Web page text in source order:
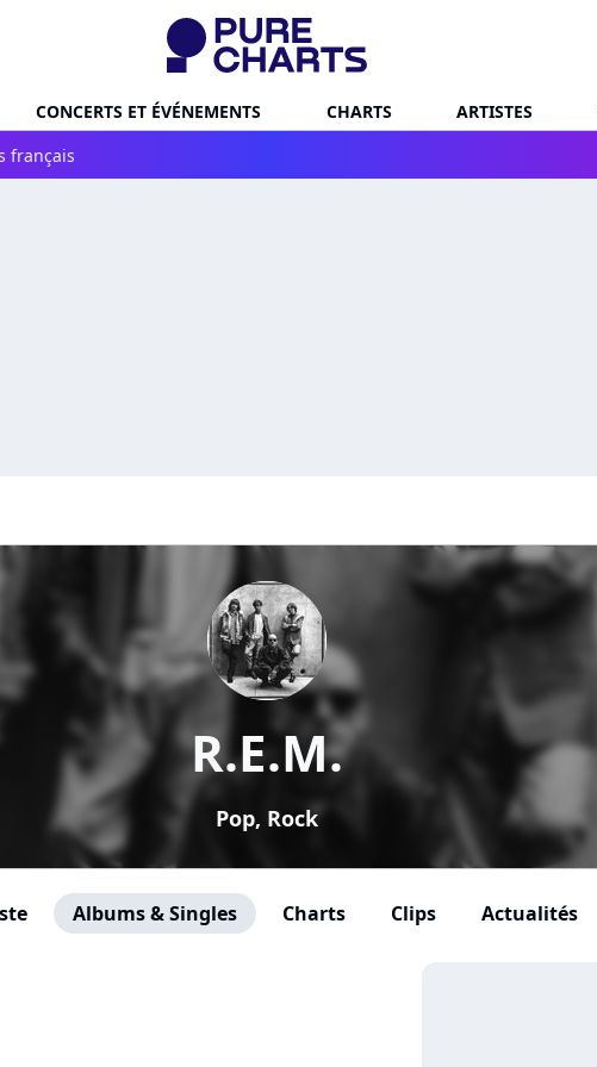
CONCERTS ET ÉVÉNEMENTS CHARTS ARTISTES
français
R.E.M.
Pop, Rock
Albums & Singles Charts Clips Actualités